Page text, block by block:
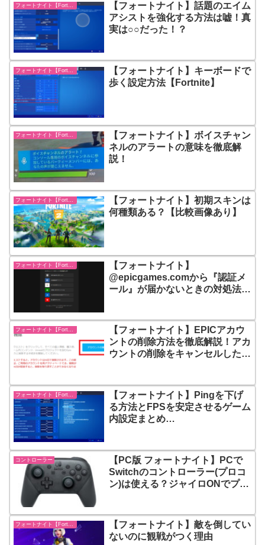
フォートナイト【Fortnite】
【フォートナイト】話題のエイム
アシストを強化する方法は嘘！真
実は○○だった！？
【フォートナイト】キーボードで
歩く設定方法【Fortnite】
フォートナイト【Fortnite】
【フォートナイト】ボイスチャン
ネルのアラートの意味を徹底解
説！
フォートナイト【Fortnite】
【フォートナイト】初期スキンは
何種類ある？【比較画像あり】
【フォートナイト】
@epicgames.comから『認証メ
ール』が届かないときの対処法！
フォートナイト【Fortnite】
【フォートナイト】EPICアカウ
ントの削除方法を徹底解説！アカ
ウントの削除をキャンセルしたい
フォートナイト【Fortnite】
【フォートナイト】Pingを下げ
る方法とFPSを安定させるゲーム
内設定まとめ
コントローラー
【PC版 フォートナイト】PCで
Switchのコントローラー(プロコ
ン)は使える？ジャイロONでプレ
フォートナイト【Fortnite】
【フォートナイト】敵を倒してい
ないのに観戦がつく理由